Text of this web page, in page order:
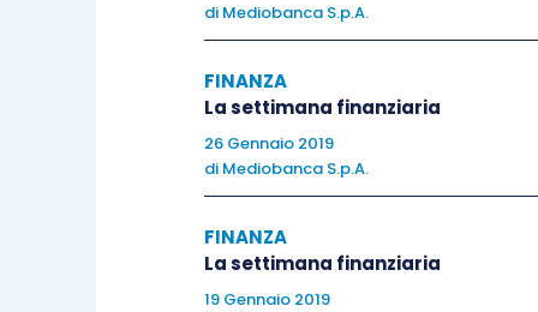
Come atteso dai mercati, la Bce ha
ieri. Il focus macro, per la zona euro
trimestre, che ha confermato una
annuo. Nel mentre, l’indice
irrobustimento superiore alle attese
variazione congiunturale è stata
mentre l’incremento tendenziale è
di Mediobanca S.p.A.
FINANZA
La settimana finanziaria
26 Gennaio 2019
di Mediobanca S.p.A.
FINANZA
La settimana finanziaria
19 Gennaio 2019